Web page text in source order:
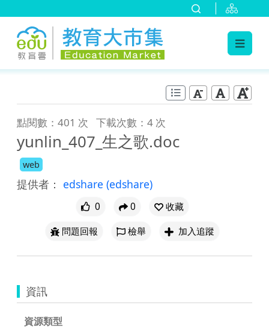
點閱數：401 次 下載次數：4 次
yunlin_407_生之歌.doc
web
提供者： edshare (edshare)
0 0
收藏
問題回報
檢舉 加入追蹤
資訊
資源類型